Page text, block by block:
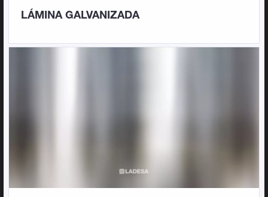
LÁMINA GALVANIZADA